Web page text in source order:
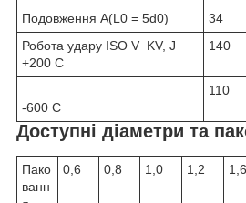
Подовження A(L0 = 5d0)
34
Робота удару ISO V KV, J
+200 С
140
-600 С
110
Доступні діаметри та
Пако
ванн
0,6 0,8 1,0 1,2 1,6